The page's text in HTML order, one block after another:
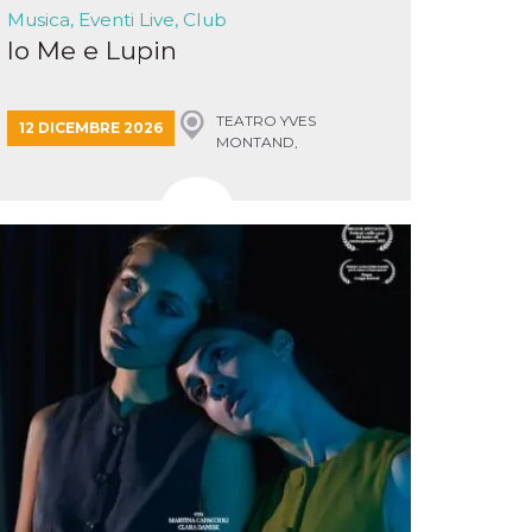
Musica, Eventi Live, Club
Io Me e Lupin
12 DICEMBRE 2026
TEATRO YVES
MONTAND,